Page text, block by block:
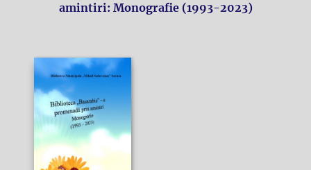
amintiri: Monografie (1993-2023)